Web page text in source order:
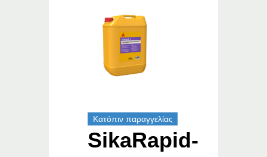
Κατόπιν παραγγελίας
SikaRapid-